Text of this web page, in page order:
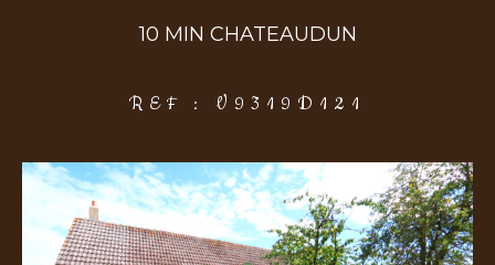
10 MIN CHATEAUDUN
REF : V9319D121